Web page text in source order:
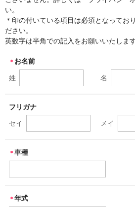
LEGACY
FORESTER
EXIGA
SUBARU製軽自動車
その他メーカー
オリジナルグッズ
い。
＊印の付いている項目は必須となってお
ださい。
英数字は半角での記入をお願いいたします
＊ お名前
姓 名
フリガナ
セイ メイ
＊ 車種
＊ 年式